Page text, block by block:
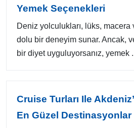
Yemek Seçenekleri
Deniz yolculukları, lüks, macera
dolu bir deneyim sunar. Ancak,
bir diyet uyguluyorsanız, yemek
Cruise Turları Ile
En Güzel Destinasyonlar